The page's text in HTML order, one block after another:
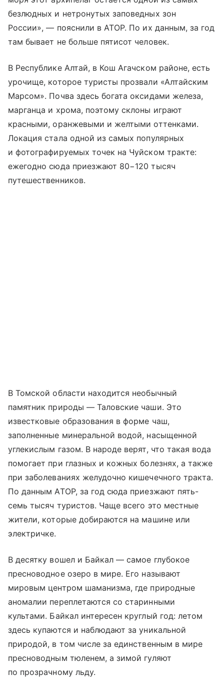
безлюдных и нетронутых заповедных зон
России», — пояснили в АТОР. По их данным, за год
там бывает не больше пятисот человек.
В Республике Алтай, в Кош Агачском районе, есть
урочище, которое туристы прозвали «Алтайским
Марсом». Почва здесь богата оксидами железа,
марганца и хрома, поэтому склоны играют
красными, оранжевыми и желтыми оттенками.
Локация стала одной из самых популярных
и фотографируемых точек на Чуйском тракте:
ежегодно сюда приезжают 80−120 тысяч
путешественников.
В Томской области находится необычный
памятник природы — Таловские чаши. Это
известковые образования в форме чаш,
заполненные минеральной водой, насыщенной
углекислым газом. В народе верят, что такая вода
помогает при глазных и кожных болезнях, а также
при заболеваниях желудочно кишечечного тракта.
По данным АТОР, за год сюда приезжают пять-
семь тысяч туристов. Чаще всего это местные
жители, которые добираются на машине или
электричке.
В десятку вошел и Байкал — самое глубокое
пресноводное озеро в мире. Его называют
мировым центром шаманизма, где природные
аномалии переплетаются со старинными
культами. Байкал интересен круглый год: летом
здесь купаются и наблюдают за уникальной
природой, в том числе за единственным в мире
пресноводным тюленем, а зимой гуляют
по прозрачному льду.